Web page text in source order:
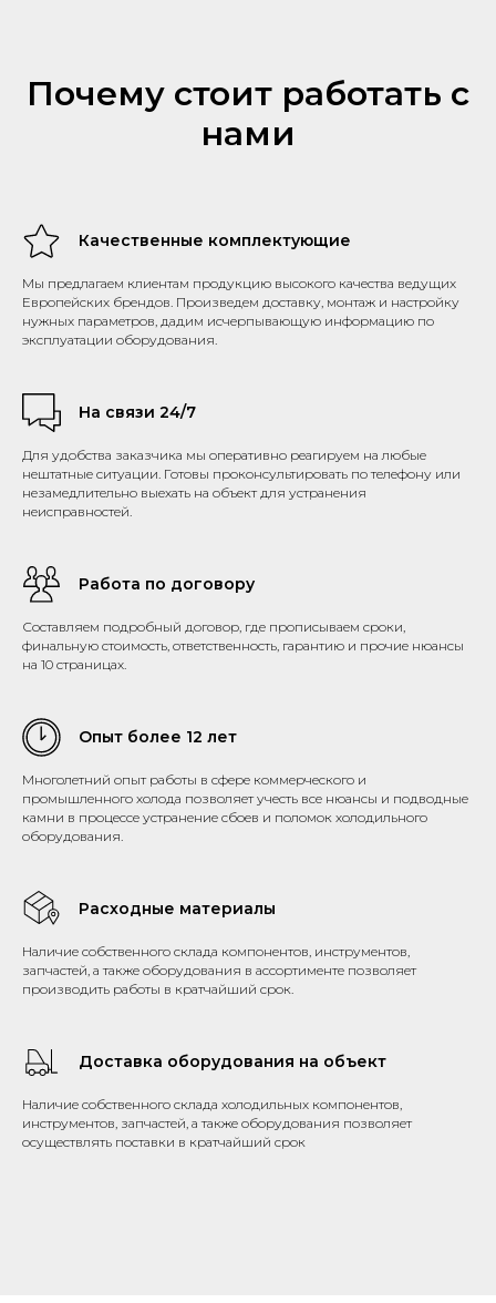
Почему стоит работать с
нами
Качественные комплектующие
Мы предлагаем клиентам продукцию высокого качества ведущих
Европейских брендов. Произведем доставку, монтаж и настройку
нужных параметров, дадим исчерпывающую информацию по
эксплуатации оборудования.
На связи 24/7
Для удобства заказчика мы оперативно реагируем на любые
нештатные ситуации. Готовы проконсультировать по телефону или
незамедлительно выехать на объект для устранения
неисправностей.
Работа по договору
Составляем подробный договор, где прописываем сроки,
финальную стоимость, ответственность, гарантию и прочие нюансы
на 10 страницах.
Опыт более 12 лет
Многолетний опыт работы в сфере коммерческого и
промышленного холода позволяет учесть все нюансы и подводные
камни в процессе устранение сбоев и поломок холодильного
оборудования.
Расходные материалы
Наличие собственного склада компонентов, инструментов,
запчастей, а также оборудования в ассортименте позволяет
производить работы в кратчайший срок.
Доставка оборудования на объект
Наличие собственного склада холодильных компонентов,
инструментов, запчастей, а также оборудования позволяет
осуществлять поставки в кратчайший срок